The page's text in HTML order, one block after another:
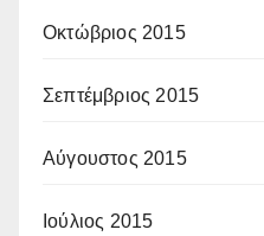
Οκτώβριος 2015
Σεπτέμβριος 2015
Αύγουστος 2015
Ιούλιος 2015